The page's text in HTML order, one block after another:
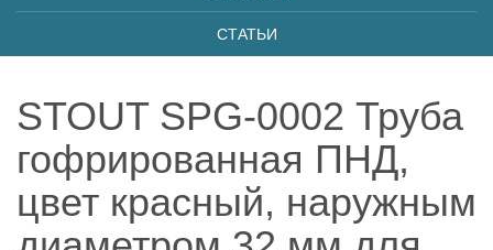
СТАТЬИ
STOUT SPG-0002 Труба
гофрированная ПНД,
цвет красный, наружным